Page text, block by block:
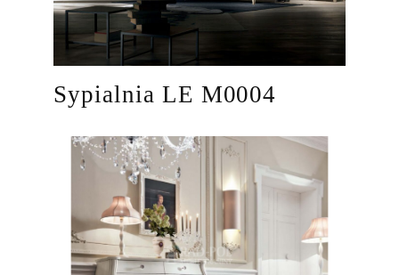
Sypialnia LE M0004